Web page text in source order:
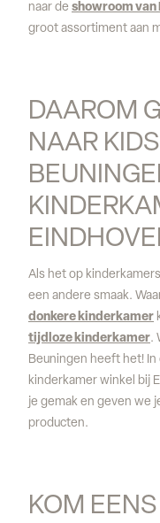
naar de showroom van
groot assortiment aan
DAAROM
NAAR
Als het op
een andere smaak.
donkere kinderkamer
tijdloze kinderkamer.
Beuningen heeft het!
kinderkamer winkel bij
je gemak en geven we
producten.
KOM